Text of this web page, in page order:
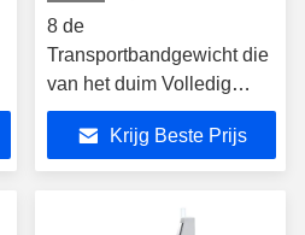
8 de
Transportbandgewicht die
van het duim Volledig
Touche screen
Machinewaaier Maximum
300g controleren
Krijg Beste Prijs